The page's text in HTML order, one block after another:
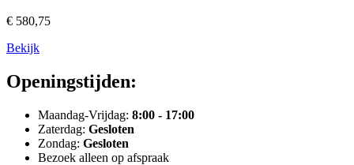
€ 580,75
Bekijk
Openingstijden:
Maandag-Vrijdag: 8:00 - 17:00
Zaterdag: Gesloten
Zondag: Gesloten
Bezoek alleen op afspraak